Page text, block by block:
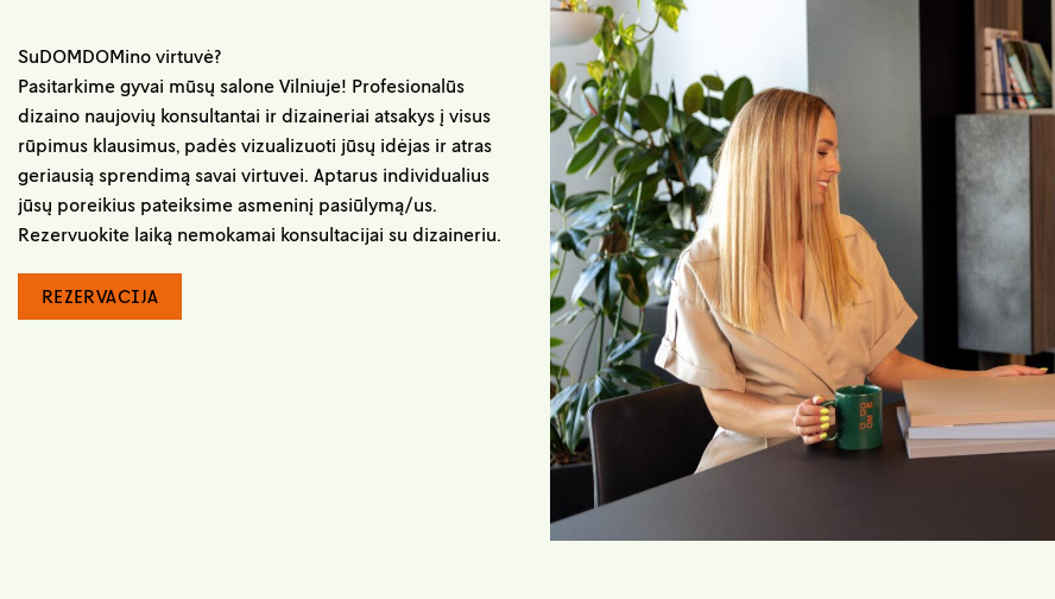
SuDOMDOMino virtuvė?
Pasitarkime gyvai mūsų salone Vilniuje! Profesionalūs
dizaino naujovių konsultantai ir dizaineriai atsakys į visus
rūpimus klausimus, padės vizualizuoti jūsų idėjas ir atras
geriausią sprendimą savai virtuvei. Aptarus individualius
jūsų poreikius pateiksime asmeninį pasiūlymą/us.
Rezervuokite laiką nemokamai konsultacijai su dizaineriu.
REZERVACIJA